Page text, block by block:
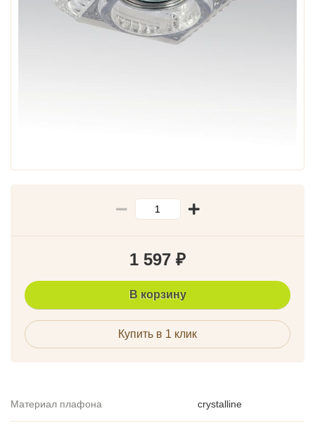
1 597 ₽
В корзину
Купить в 1 клик
Материал плафона crystalline